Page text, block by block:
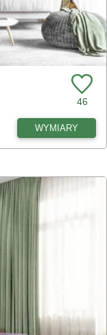
46
WYMIARY